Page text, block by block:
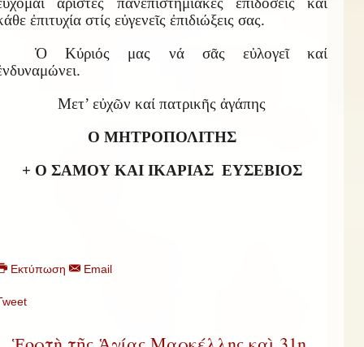
ἐπιτυχία στίς εὐγενεῖς ἐπιδιώξεις σας.
Ὁ Κύριός μας νά σᾶς εὐλογεῖ καί
Μετ’ εὐχῶν καί πατρικῆς ἀγάπης
Ο ΜΗΤΡΟΠΟΛΙΤΗΣ
+ Ο ΣΑΜΟΥ ΚΑΙ ΙΚΑΡΙΑΣ ΕΥΣΕΒΙΟΣ
Εκτύπωση Email